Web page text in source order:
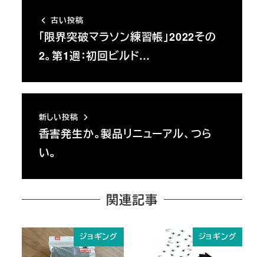
古い投稿
「限界突破マラソン練習帳」2022その
2。第1週：初回ビルド…
新しい投稿
香害発生か。製品リニューアル、つら
い。
関連記事
ジョギング ジョギング